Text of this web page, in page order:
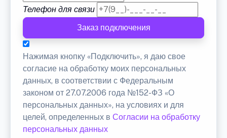
Телефон для связи
Заказ подключения
Нажимая кнопку «Подключить», я даю свое
согласие на обработку моих персональных
данных, в соответствии с Федеральным
законом от 27.07.2006 года №152-ФЗ «О
персональных данных», на условиях и для
целей, определенных в Согласии на обработку
персональных данных